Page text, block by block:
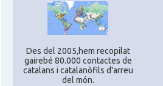
Des del 2005,hem recopilat
gairebé 80.000 contactes de
catalans i catalanòfils d'arreu
del món.